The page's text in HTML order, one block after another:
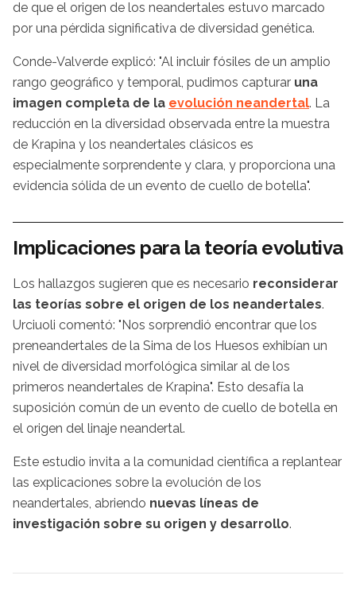
de que el origen de los neandertales estuvo marcado
por una pérdida significativa de diversidad genética.
Conde-Valverde explicó: "Al incluir fósiles de un amplio
rango geográfico y temporal, pudimos capturar una
imagen completa de la evolución neandertal. La
reducción en la diversidad observada entre la muestra
de Krapina y los neandertales clásicos es
especialmente sorprendente y clara, y proporciona una
evidencia sólida de un evento de cuello de botella".
Implicaciones para la teoría evolutiva
Los hallazgos sugieren que es necesario reconsiderar
las teorías sobre el origen de los neandertales.
Urciuoli comentó: "Nos sorprendió encontrar que los
preneandertales de la Sima de los Huesos exhibían un
nivel de diversidad morfológica similar al de los
primeros neandertales de Krapina". Esto desafía la
suposición común de un evento de cuello de botella en
el origen del linaje neandertal.
Este estudio invita a la comunidad científica a replantear
las explicaciones sobre la evolución de los
neandertales, abriendo nuevas líneas de
investigación sobre su origen y desarrollo.